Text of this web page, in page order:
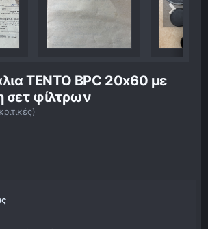
TENTO BPC 20x60 με
σετ φίλτρων